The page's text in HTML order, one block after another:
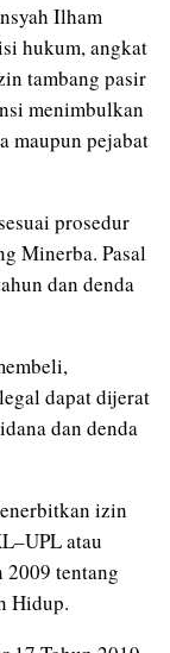
Ilham
hukum, angkat
tambang pasir
menimbulkan
maupun pejabat
prosedur
Minerba. Pasal
dan denda
dapat dijerat
dan denda
izin
atau
tentang
Hidup.